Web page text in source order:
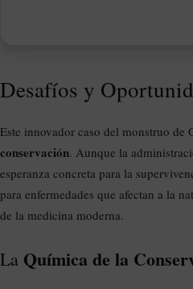
Desafíos y
Este innovador caso del monstruo de
conservación. Aunque la
esperanza concreta para la
para enfermedades que afectan a la
de la medicina moderna.
La Química de la